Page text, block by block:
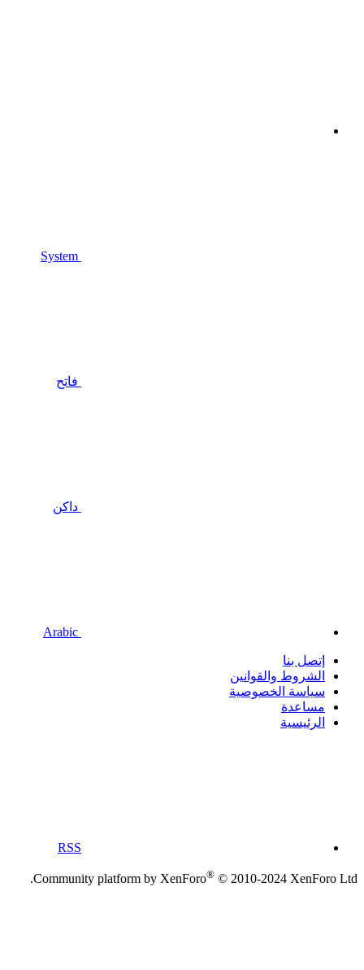
فاتح
داكن
إتصل بنا
الشروط والقوانين
سياسة الخصوصية
مساعدة
الرئيسية
RSS
Community platform by XenForo® © 2010-2024 XenForo Ltd.